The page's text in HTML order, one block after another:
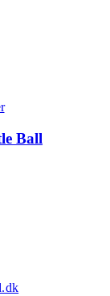
Ball